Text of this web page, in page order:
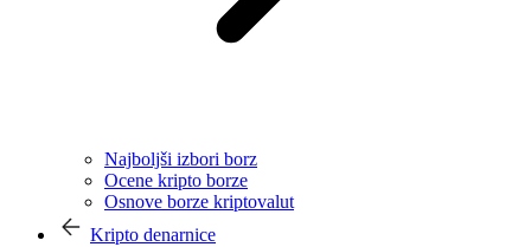
Najboljši izbori borz
Ocene kripto borze
Osnove borze kriptovalut
Kripto denarnice